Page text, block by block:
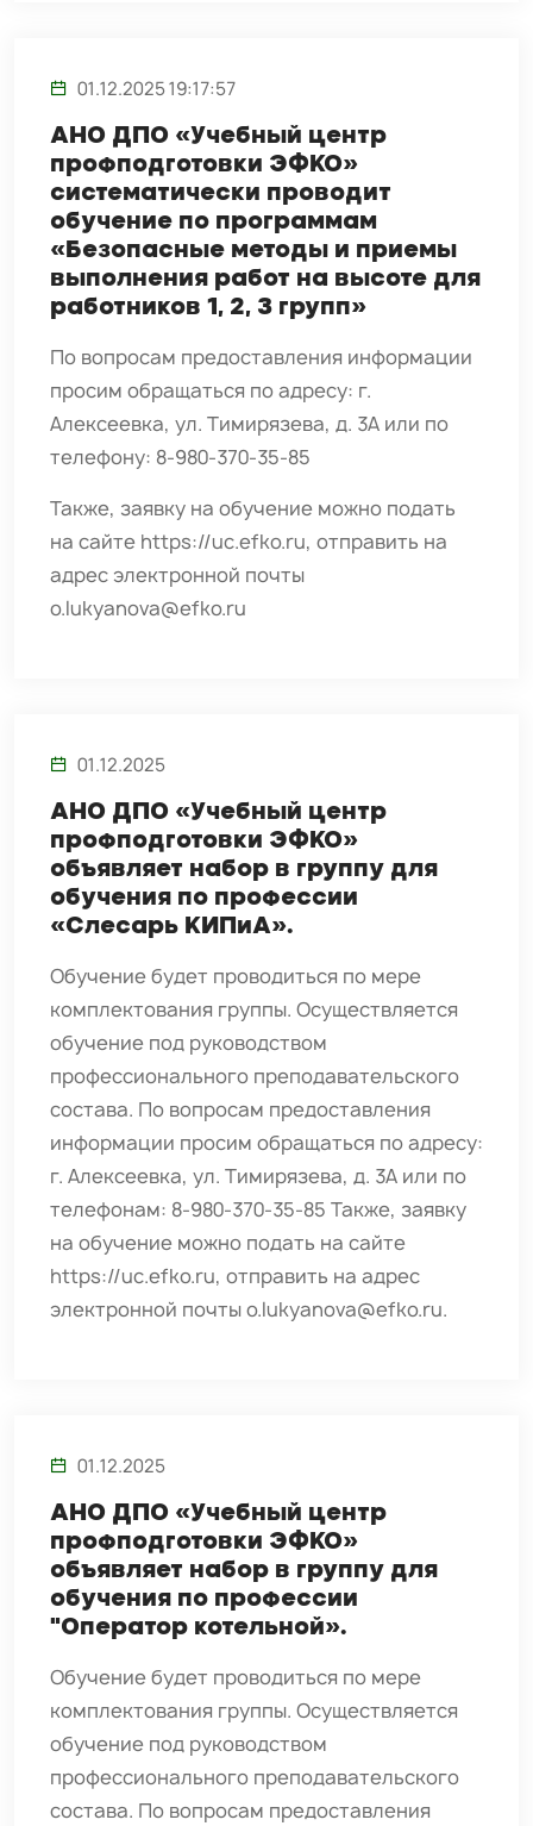
01.12.2025 19:17:57
АНО ДПО «Учебный центр
профподготовки ЭФКО»
систематически проводит
обучение по программам
«Безопасные методы и приемы
выполнения работ на высоте для
работников 1, 2, 3 групп»
По вопросам предоставления информации
просим обращаться по адресу: г.
Алексеевка, ул. Тимирязева, д. 3А или по
телефону: 8-980-370-35-85
Также, заявку на обучение можно подать
на сайте https://uc.efko.ru, отправить на
адрес электронной почты
o.lukyanova@efko.ru
01.12.2025
АНО ДПО «Учебный центр
профподготовки ЭФКО»
объявляет набор в группу для
обучения по профессии
«Слесарь КИПиА».
Обучение будет проводиться по мере
комплектования группы. Осуществляется
обучение под руководством
профессионального преподавательского
состава. По вопросам предоставления
информации просим обращаться по адресу:
г. Алексеевка, ул. Тимирязева, д. 3А или по
телефонам: 8-980-370-35-85 Также, заявку
на обучение можно подать на сайте
https://uc.efko.ru, отправить на адрес
электронной почты o.lukyanova@efko.ru.
01.12.2025
АНО ДПО «Учебный центр
профподготовки ЭФКО»
объявляет набор в группу для
обучения по профессии
"Оператор котельной».
Обучение будет проводиться по мере
комплектования группы. Осуществляется
обучение под руководством
профессионального преподавательского
состава. По вопросам предоставления